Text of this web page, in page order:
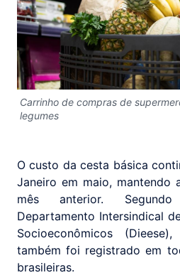
Carrinho de compras de
legumes
O custo da cesta básica
Janeiro em maio, mantendo
mês anterior.
Departamento Intersindical
Socioeconômicos
também foi registrado em
brasileiras.